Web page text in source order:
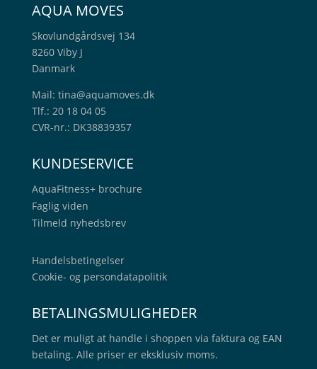
AQUA MOVES
Skovlundgårdsvej 134
8260 Viby J
Danmark
Mail: tina@aquamoves.dk
Tlf.: 20 18 04 05
CVR-nr.: DK38839357
KUNDESERVICE
AquaFitness+ brochure
Faglig viden
Tilmeld nyhedsbrev
Handelsbetingelser
Cookie- og persondatapolitik
BETALINGSMULIGHEDER
Det er muligt at handle i shoppen via faktura og EAN
betaling. Alle priser er eksklusiv moms.